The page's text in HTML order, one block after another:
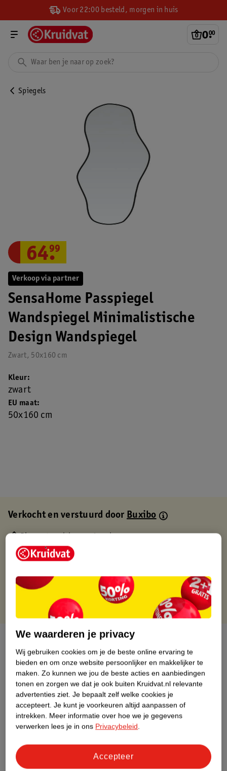
Voor 22:00 besteld, morgen in huis
0.
00
Spiegels
Verkoop via partner
SensaHome Passpiegel
Wandspiegel Minimalistische
Design Wandspiegel
Zwart, 50x160 cm
64.
99
EU maat
50x160 cm
Kleur
zwart
Verkocht en verstuurd doorBuxibo
Gratis thuisbezorgd
Gratis retourneren via verkooppartner.
Over dit product
Productinformatie
Etiketinformatie
Nature Impact Score
Meer informatie
We waarderen je privacy
Wij gebruiken cookies om je de beste online ervaring te
bieden en om onze website persoonlijker en makkelijker te
maken. Zo kunnen we jou de beste acties en aanbiedingen
tonen en zorgen we dat je ook buiten Kruidvat.nl relevante
advertenties ziet. Je bepaalt zelf welke cookies je
accepteert. Je kunt je voorkeuren altijd aanpassen of
intrekken. Meer informatie over hoe we je gegevens
verwerken lees je in ons Privacybeleid.
Accepteer